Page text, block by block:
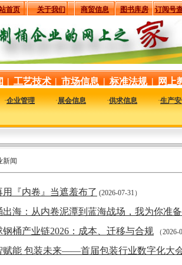
首页 关于我们 商贸信息 图书库房 订阅号
| 工艺技术 | 市场信息 | 标准法规 | 网上
·企业管理 ·展会信息 ·供求信息 ·生产
新闻
用『内卷』当遮羞布了 (2026-07-31）
出海：从内卷泥潭到蓝海战场，我为你准
钢桶产业链2026：成本、迁移与合规 （2026-
赋能 包装未来——首届包装行业数字化大